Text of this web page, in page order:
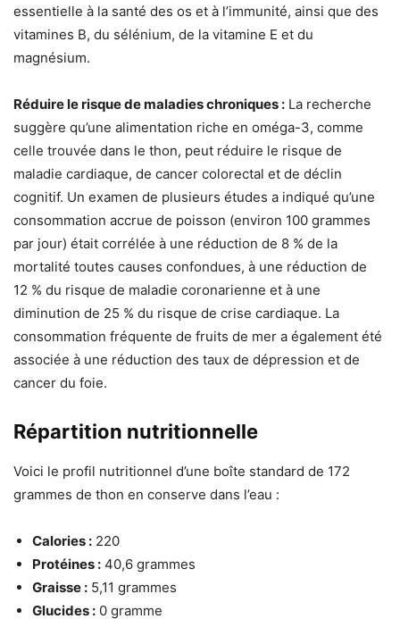
essentielle à la santé des os et à l’immunité, ainsi que des
vitamines B, du sélénium, de la vitamine E et du
magnésium.
Réduire le risque de maladies chroniques : La recherche
suggère qu’une alimentation riche en oméga-3, comme
celle trouvée dans le thon, peut réduire le risque de
maladie cardiaque, de cancer colorectal et de déclin
cognitif. Un examen de plusieurs études a indiqué qu’une
consommation accrue de poisson (environ 100 grammes
par jour) était corrélée à une réduction de 8 % de la
mortalité toutes causes confondues, à une réduction de
12 % du risque de maladie coronarienne et à une
diminution de 25 % du risque de crise cardiaque. La
consommation fréquente de fruits de mer a également été
associée à une réduction des taux de dépression et de
cancer du foie.
Répartition nutritionnelle
Voici le profil nutritionnel d’une boîte standard de 172
grammes de thon en conserve dans l’eau :
Calories : 220
Protéines : 40,6 grammes
Graisse : 5,11 grammes
Glucides : 0 gramme